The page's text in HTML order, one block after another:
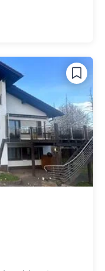
1 wechseln
2 wechseln
3 wechseln
4 wechseln
5 wechseln
6 wechseln